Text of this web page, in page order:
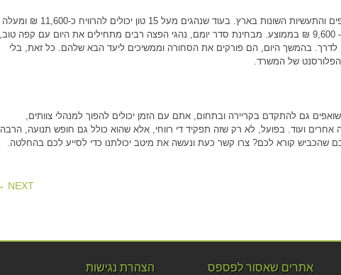
כאמור, דרושים נהגי הפצה כמעוט בכל התחומים, הענפים והתעשיות השונות בארץ. בעוד שנהגים מעל 15 טון יכולים להרוויח כ-11,600 ₪ ומעלה
(ברוטו), שכר נהגי הפצה אחרים יכול לנוע בין כ-8,000 – 9,600 ₪ בממוצע. מבחינת סדר יומם, נהגי הפצה רבים מתחילים את היום עם קפה טוב,
לדרך. בהמשך היום, הם פורקים את הסחורה וממשיכים ליעד הבא שלהם. כל זאת, בלי
של המשרד.
גם להתקדם בקריירה ובתחום, אתם עם הזמן יכולים להפוך למנהלי צוותים,
אחרים ועוד. בפועל, לא רק שזה תפקיד די רווחי, אלא שהוא כולל גם חופש תנועה, הרבה
שהכביש קורא לכם? צרו קשר כעת ונעשה את מיטב יכולתנו כדי לסייע לכם בהחלטה.
NEXT →
הצהרת נגישות אתרים שאסור לפספס